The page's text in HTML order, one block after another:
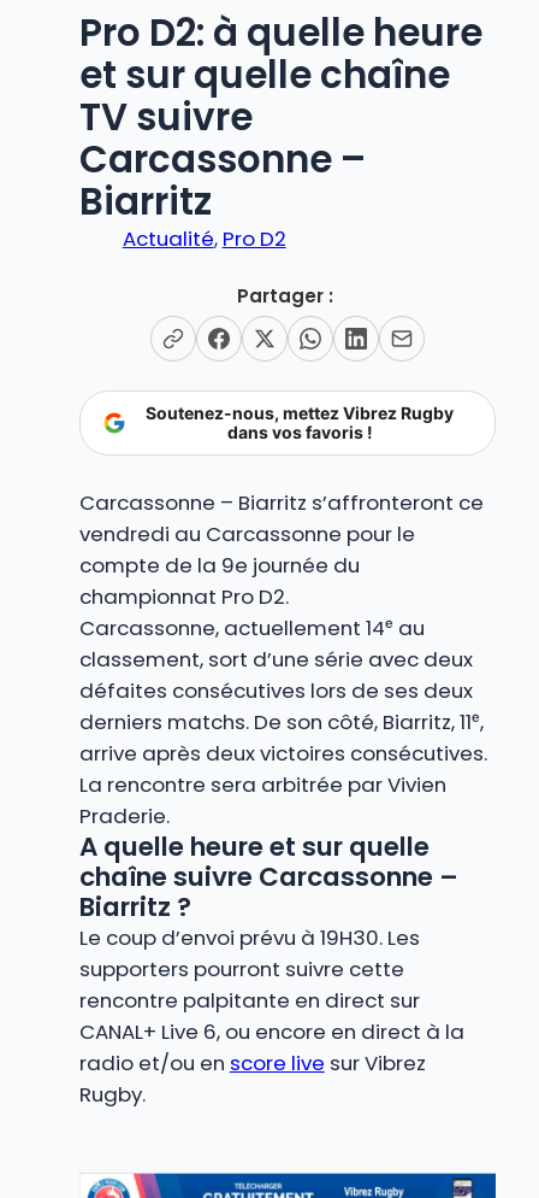
Pro D2: à quelle heure
et sur quelle chaîne
TV suivre
Carcassonne –
Biarritz
Actualité, Pro D2
Partager :
Soutenez-nous, mettez Vibrez Rugby
dans vos favoris !
Carcassonne – Biarritz s’affronteront ce
vendredi au Carcassonne pour le
compte de la 9e journée du
championnat Pro D2.
Carcassonne, actuellement 14ᵉ au
classement, sort d’une série avec deux
défaites consécutives lors de ses deux
derniers matchs. De son côté, Biarritz, 11ᵉ,
arrive après deux victoires consécutives.
La rencontre sera arbitrée par Vivien
Praderie.
A quelle heure et sur quelle
chaîne suivre Carcassonne –
Biarritz ?
Le coup d’envoi prévu à 19H30. Les
supporters pourront suivre cette
rencontre palpitante en direct sur
CANAL+ Live 6, ou encore en direct à la
radio et/ou en score live sur Vibrez
Rugby.